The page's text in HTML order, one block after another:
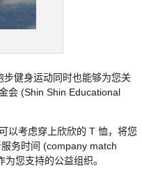
健身运动同时也能够为您关
会 (Shin Shin Educational
以考虑穿上欣欣的 T 恤，将您
务时间 (company match
您支持的公益组织。